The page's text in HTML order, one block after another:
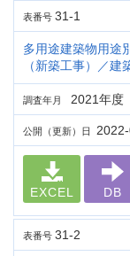
表番号 31-1
多用途建築物用途
（新築工事）／
調査年月 2021年度
公開（更新）日
EXCEL DB
表番号 31-2